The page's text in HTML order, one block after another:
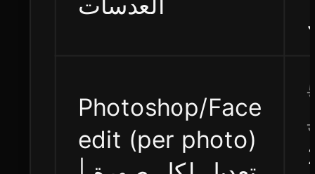
Photoshop/Face
edit (per photo)